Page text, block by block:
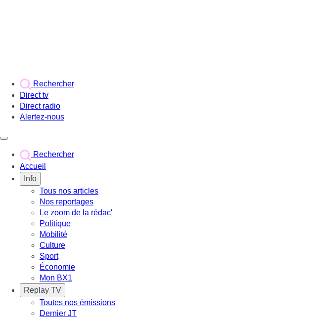
Rechercher
Direct tv
Direct radio
Alertez-nous
Rechercher
Accueil
Info
Tous nos articles
Nos reportages
Le zoom de la rédac'
Politique
Mobilité
Culture
Sport
Économie
Mon BX1
Replay TV
Toutes nos émissions
Dernier JT